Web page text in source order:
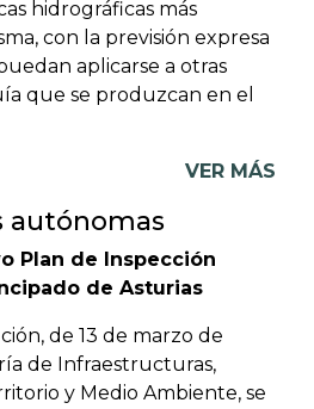
hidrográficas más
con la previsión expresa
aplicarse a otras
que se produzcan en el
VER MÁS
autónomas
Plan de Inspección
de Asturias
de 13 de marzo de
de Infraestructuras,
y Medio Ambiente, se